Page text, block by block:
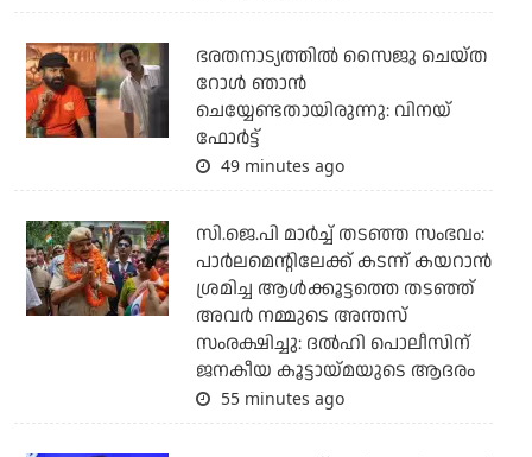
ഭരതനാട്യത്തിൽ സൈജു ചെയ്ത
റോൾ ഞാൻ
ചെയ്യേണ്ടതായിരുന്നു: വിനയ്
ഫോർട്ട്
49 minutes ago
സി.ജെ.പി മാര്‍ച്ച് തടഞ്ഞ സംഭവം:
പാര്‍ലമെന്റിലേക്ക് കടന്ന് കയറാന്‍
ശ്രമിച്ച ആള്‍ക്കൂട്ടത്തെ തടഞ്ഞ്
അവര്‍ നമ്മുടെ അന്തസ്
സംരക്ഷിച്ചു: ദല്‍ഹി പൊലീസിന്
ജനകീയ കൂട്ടായ്മയുടെ ആദരം
55 minutes ago